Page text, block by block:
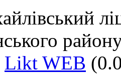
Likt WEB